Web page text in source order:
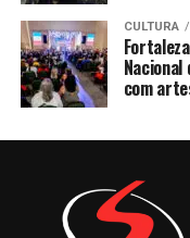
CULTURA
com